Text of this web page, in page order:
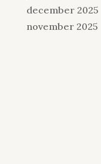
december 2025
november 2025